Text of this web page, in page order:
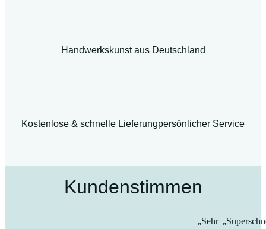
Handwerkskunst aus Deutschland
Kostenlose & schnelle Lieferungpersönlicher Service
Kundenstimmen
„Sehr